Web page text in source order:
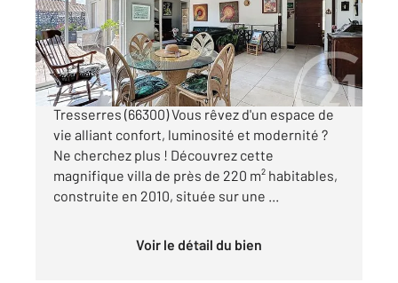
Maison à vendre
420 000 €
À vendre : Villa moderne d'exception à
Tresserres (66300) Vous rêvez d'un espace de
vie alliant confort, luminosité et modernité ?
Ne cherchez plus ! Découvrez cette
magnifique villa de près de 220 m² habitables,
construite en 2010, située sur une ...
Voir le détail du bien